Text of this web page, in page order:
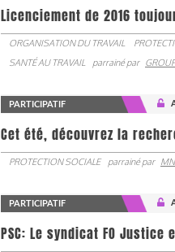
Licenciement de 2016
ORGANISATION DU TRAVAIL
SANTÉ AU TRAVAIL
parrainé par
PARTICIPATIF
Cet été, découvrez la
PROTECTION SOCIALE parrainé par
PARTICIPATIF
PSC: Le syndicat FO